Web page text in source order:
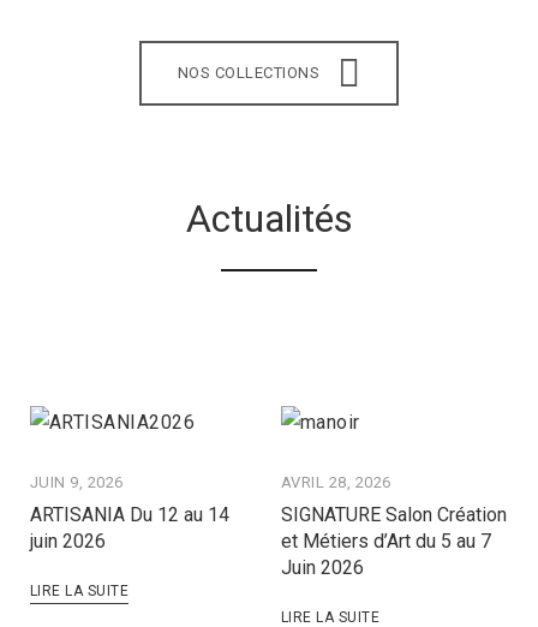
NOS COLLECTIONS
Actualités
JUIN 9, 2026
ARTISANIA Du 12 au 14
juin 2026
LIRE LA SUITE
AVRIL 28, 2026
SIGNATURE Salon Création
et Métiers d’Art du 5 au 7
Juin 2026
LIRE LA SUITE